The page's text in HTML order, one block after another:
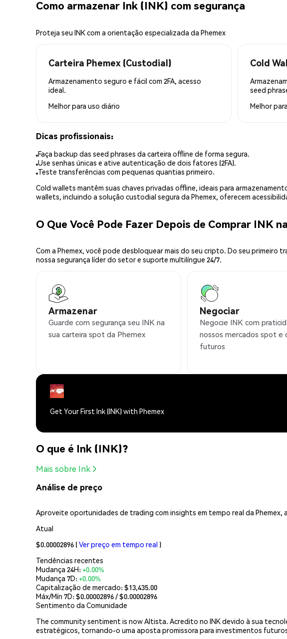
Como armazenar Ink (INK) com segurança
Proteja seu INK com a orientação especializada da Phemex
Carteira Phemex (Custodial)
Armazenamento seguro e fácil com 2FA, acesso
ideal.
Melhor para uso diário
Cold
seed
Melhor para
Dicas profissionais:
Faça backup das seed phrases da carteira offline de forma segura.
Use senhas únicas e ative autenticação de dois fatores (2FA).
Teste transferências com pequenas quantias primeiro.
Cold wallets mantêm suas chaves privadas offline, ideais para
wallets, incluindo a solução custodial segura da Phemex, oferecem
O Que Você Pode Fazer Depois de Comprar INK
Com a Phemex, você pode desbloquear mais do seu cripto. Do seu
nossa segurança líder do setor e suporte multilíngue 24/7.
Armazenar
Guarde com segurança seu INK na
sua carteira spot da Phemex
Negociar
Negocie INK com
nossos mercados spot e
futuros
Get Your First Ink (INK) with Phemex
O que é Ink (INK)?
Mais sobre Ink
Análise de preço
Aproveite oportunidades de trading com insights em tempo real da Phemex,
Atual
$0.00002896 (Ver preço em tempo real )
Tendências recentes
Mudança 24H:+0.00%
Mudança 7D:+0.00%
Capitalização de mercado:$13,435.00
Máx/Mín 7D: $0.00002896/ $0.00002896
Sentimento da Comunidade
The community sentiment is now Altista. Acredito no INK devido à sua
estratégicos, tornando-o uma aposta promissora para investimentos